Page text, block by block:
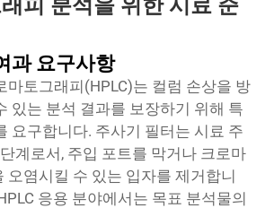
피 분석을 위한 시료 준
과 요구사항
마토그래피(HPLC)는 컬럼 손상을 방
있는 분석 결과를 보장하기 위해 특
요구합니다. 주사기 필터는 시료 주
계로서, 주입 포트를 막거나 크로마
오염시킬 수 있는 입자를 제거합니
응용 분야에서는 목표 분석물의